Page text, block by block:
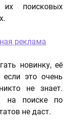
их поисковых
реклама
новинку, её
это очень
не знает.
на поиске по
не даст.